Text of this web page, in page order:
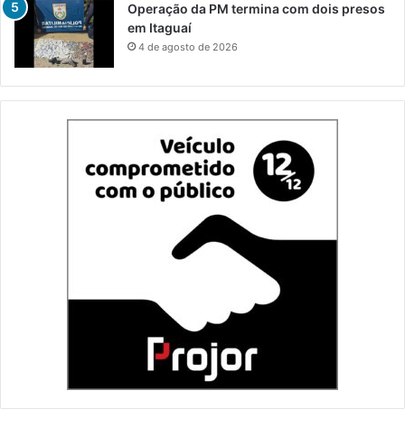
Operação da PM termina com dois presos
em Itaguaí
4 de agosto de 2026